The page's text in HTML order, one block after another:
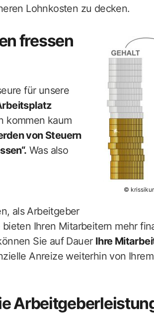
Lohnkosten zu decken.
©
fressen
für unsere
kommen kaum
von Steuern
Was also
als Arbeitgeber
Ihren Mitarbeitern mehr
Sie auf Dauer Ihre
Anreize weiterhin von